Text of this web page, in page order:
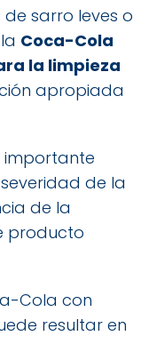
sarro leves o
Coca-Cola
la limpieza
apropiada
importante
de la
de la
producto
Cola con
resultar en